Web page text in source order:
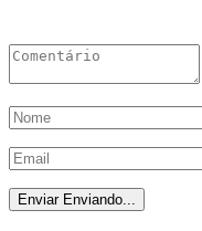
Enviar Enviando...